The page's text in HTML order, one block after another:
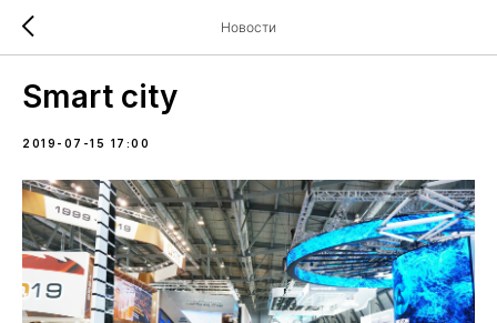
Новости
Smart city
2019-07-15 17:00